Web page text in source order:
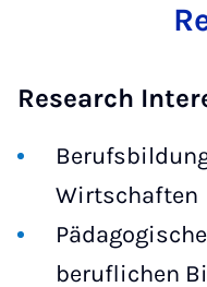
Research
Wirtschaften
beruflichen